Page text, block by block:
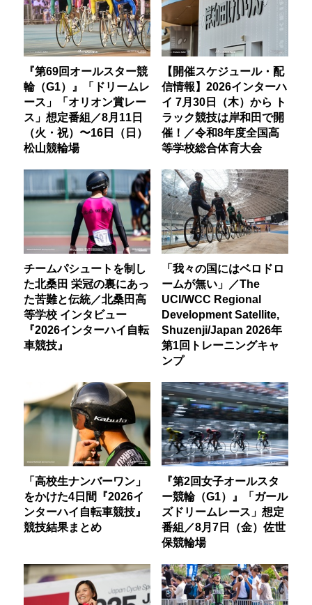
『第69回オールスター競
輪（G1）』「ドリームレ
ース」「オリオン賞レー
ス」想定番組／8月11日
（火・祝）〜16日（日）
松山競輪場
【開催スケジュール・配
信情報】2026インターハ
イ 7月30日（木）から ト
ラック競技は岸和田で開
催！／令和8年度全国高
等学校総合体育大会
チームパシュートを制し
た北桑田 栄冠の裏にあっ
た苦難と伝統／北桑田高
等学校 インタビュー
『2026インターハイ自転
車競技』
「我々の国にはベロドロ
ームが無い」／The
UCI/WCC Regional
Development Satellite,
Shuzenji/Japan 2026年
第1回トレーニングキャ
ンプ
「高校生ナンバーワン」
をかけた4日間『2026イ
ンターハイ自転車競技』
競技結果まとめ
『第2回女子オールスタ
ー競輪（G1）』「ガール
ズドリームレース」想定
番組／8月7日（金）佐世
保競輪場